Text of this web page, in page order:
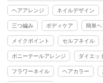
ヘアアレンジ ネイルデザイン
三つ編み ボディケア 簡単ヘ
メイクポイント セルフネイル
ポニーテールアレンジ ダイエッ
フラワーネイル ヘアカラー